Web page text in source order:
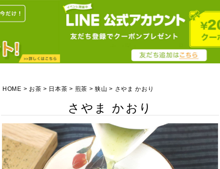
HOME お茶 日本茶 煎茶 狭山 さやま かおり
さやま かおり